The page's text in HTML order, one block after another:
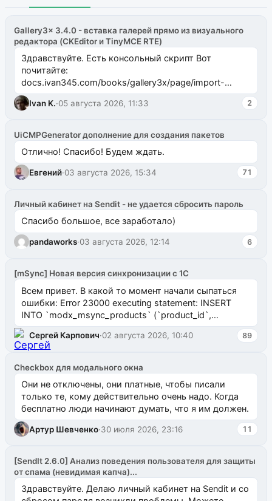
Gallery3x 3.4.0 - вставка галерей прямо из визуального
редактора (CKEditor и TinyMCE RTE)
Здравствуйте. Есть консольный скрипт Вот
почитайте:
docs.ivan345.com/books/gallery3x/page/import-
ms2galleryphp
Ivan K.·05 августа 2026, 11:33 2
UiCMPGenerator дополнение для создания пакетов
Отлично! Спасибо! Будем ждать.
Евгений·03 августа 2026, 15:34 71
Личный кабинет на Sendit - не удается сбросить пароль
Спасибо большое, все заработало)
pandaworks·03 августа 2026, 12:14 6
[mSync] Новая версия синхронизации с 1С
Всем привет. В какой то момент начали сыпаться
ошибки: Error 23000 executing statement: INSERT
INTO `modx_msync_products` (`product_id`,
`uuid_1c`) VALUES ...
Сергей Карпович·02 августа 2026, 10:40 89
Checkbox для модального окна
Они не отключены, они платные, чтобы писали
только те, кому действительно очень надо. Когда
бесплатно люди начинают думать, что я им должен.
Артур Шевченко·30 июля 2026, 23:16 11
[SendIt 2.6.0] Анализ поведения пользователя для защиты
от спама (невидимая капча)...
Здравствуйте. Делаю личный кабинет на Sendit и со